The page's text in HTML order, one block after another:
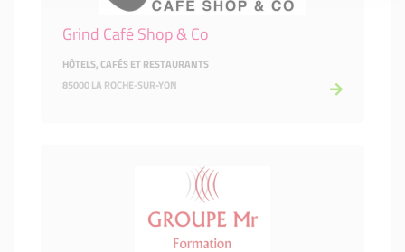
Grind Café Shop & Co
HÔTELS, CAFÉS ET RESTAURANTS
85000 LA ROCHE-SUR-YON